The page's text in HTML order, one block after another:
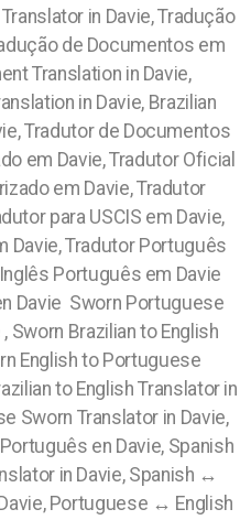
in Davie, Tradução
de Documentos em
Translation in Davie,
in Davie, Brazilian
Tradutor de Documentos
em Davie, Tradutor Oficial
em Davie, Tradutor
para USCIS em Davie,
Davie, Tradutor Português
Português em Davie
Davie Sworn Portuguese
Sworn Brazilian to English
English to Portuguese
to English Translator in
Sworn Translator in Davie,
en Davie, Spanish
in Davie, Spanish ↔
Portuguese ↔ English